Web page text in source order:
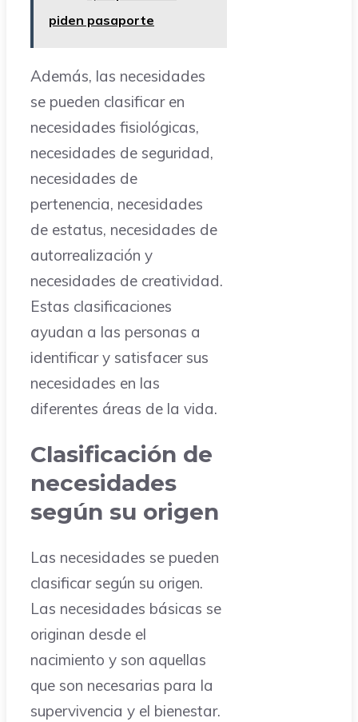
piden pasaporte
Además, las necesidades
se pueden clasificar en
necesidades fisiológicas,
necesidades de seguridad,
necesidades de
pertenencia, necesidades
de estatus, necesidades de
autorrealización y
necesidades de creatividad.
Estas clasificaciones
ayudan a las personas a
identificar y satisfacer sus
necesidades en las
diferentes áreas de la vida.
Clasificación de
necesidades
según su origen
Las necesidades se pueden
clasificar según su origen.
Las necesidades básicas se
originan desde el
nacimiento y son aquellas
que son necesarias para la
supervivencia y el bienestar.